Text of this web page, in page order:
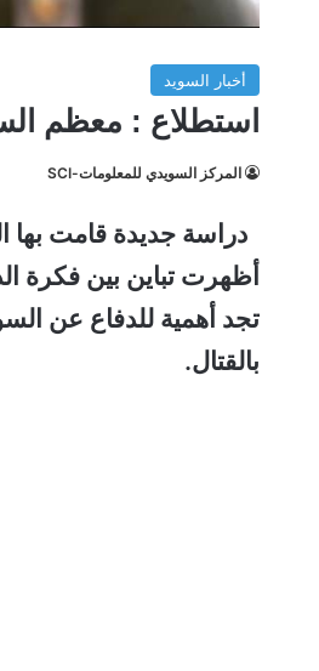
أخبار السويد
استطلاع : معظم
المركز السويدي للمعلومات-SCI
دراسة جديدة قامت بها
أظهرت تباين بين فكرة
تجد أهمية للدفاع عن
بالقتال.